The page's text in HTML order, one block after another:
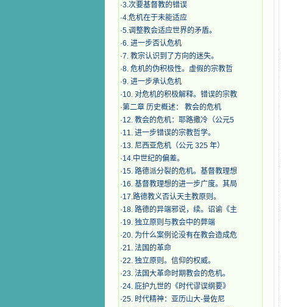
·3.次要基督教的错误
·4.危机在于未能适应
·5.调整教会适应世界的矛盾。
·6. 进一步否认危机
·7. 教宗认识到了方向的迷失。
·8. 危机的伪积极性。虚假的宗教哲
·9. 进一步承认危机
·10. 对危机的积极解释。错误的宗教
·第二章 历史概述： 教会的危机
·12. 教会的危机：耶路撒冷（公元5
·11. 进一步错误的宗教哲学。
·13. 尼西亚危机（公元 325 年）
·14.中世纪的偏差。
·15. 路德派分裂的危机。基督教理想
·16. 基督教理想的进一步广度。其局
·17.路德教义否认天主教原则。
·18. 路德的异端邪说，续。诏谕《主
·19. 独立原则与教会中的弊端
·20. 为什么案例论没有在教会造成危
·21. 法国的革命
·22. 独立原则。信仰的权威。
·23. 法国大革命时期教会的危机。
·24. 庇护九世的《时代谬误纲要》
·25. 时代精神：亚历山大-曼佐尼